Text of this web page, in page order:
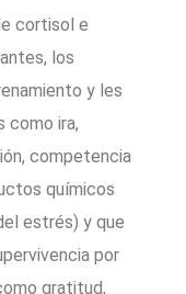
cortisol e
los
y les
como ira,
competencia
químicos
estrés) y que
por
gratitud,